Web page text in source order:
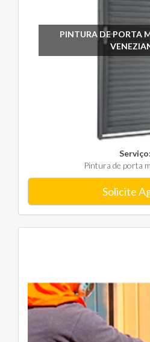
PINTURA DE PORTA
Serviço:
Pintura de porta
Solicite